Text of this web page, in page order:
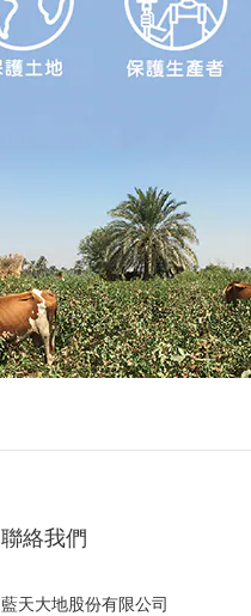
聯絡我們
藍天大地股份有限公司